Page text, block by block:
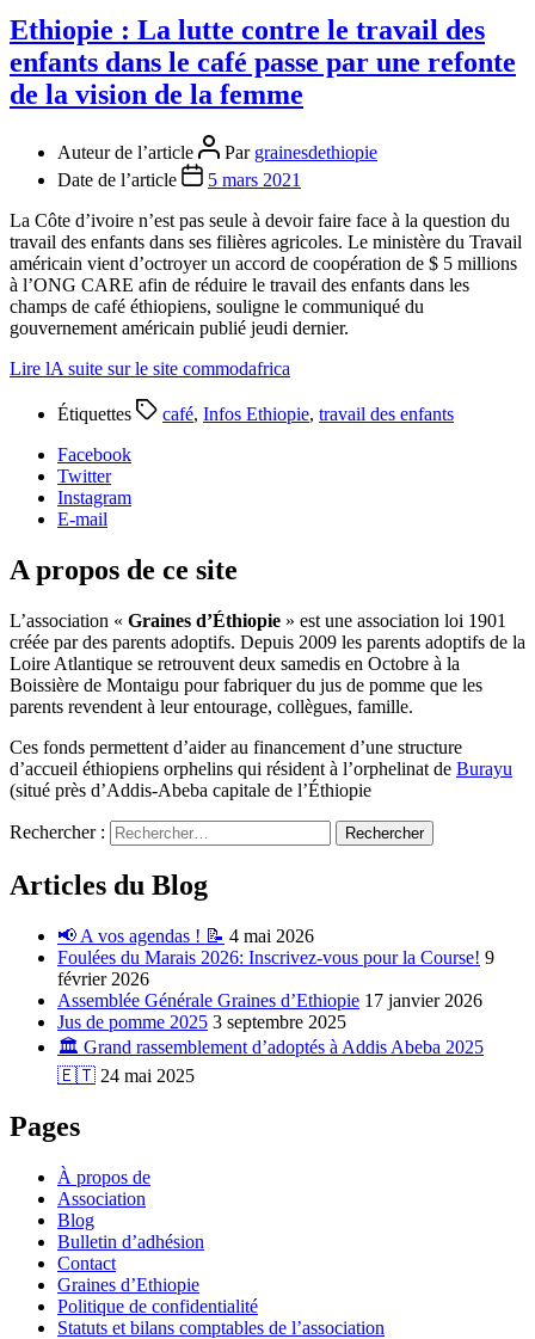
Ethiopie : La lutte contre le travail des
enfants dans le café passe par une refonte
de la vision de la femme
Auteur de l’article Par grainesdethiopie
Date de l’article
5 mars 2021
La Côte d’ivoire n’est pas seule à devoir faire face à la question du
travail des enfants dans ses filières agricoles. Le ministère du Travail
américain vient d’octroyer un accord de coopération de $ 5 millions
à l’ONG CARE afin de réduire le travail des enfants dans les
champs de café éthiopiens, souligne le communiqué du
gouvernement américain publié jeudi dernier.
Lire lA suite sur le site commodafrica
Étiquettes café, Infos Ethiopie, travail des enfants
Facebook
Twitter
Instagram
E-mail
A propos de ce site
L’association « Graines d’Éthiopie » est une association loi 1901
créée par des parents adoptifs. Depuis 2009 les parents adoptifs de la
Loire Atlantique se retrouvent deux samedis en Octobre à la
Boissière de Montaigu pour fabriquer du jus de pomme que les
parents revendent à leur entourage, collègues, famille.
Ces fonds permettent d’aider au financement d’une structure
d’accueil éthiopiens orphelins qui résident à l’orphelinat de Burayu
(situé près d’Addis-Abeba capitale de l’Éthiopie
Rechercher :
Articles du Blog
📢 A vos agendas ! 📝 4 mai 2026
Foulées du Marais 2026: Inscrivez-vous pour la Course! 9
février 2026
Assemblée Générale Graines d’Ethiopie 17 janvier 2026
Jus de pomme 2025 3 septembre 2025
🏛️ Grand rassemblement d’adoptés à Addis Abeba 2025
🇪🇹 24 mai 2025
Pages
À propos de
Association
Blog
Bulletin d’adhésion
Contact
Graines d’Ethiopie
Politique de confidentialité
Statuts et bilans comptables de l’association